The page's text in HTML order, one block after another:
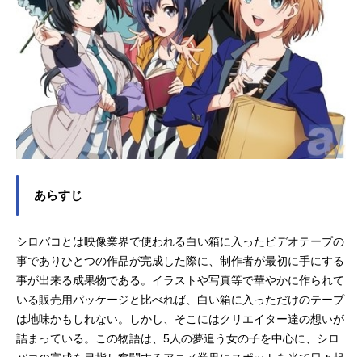
あらすじ
シロバコとは映像業界で使われる白い箱に入ったビデオテープの
事でありひとつの作品が完成した際に、制作者が最初に手にする
事が出来る成果物である。イラストや写真等で華やかに作られて
いる販売用パッケージと比べれば、白い箱に入っただけのテープ
は地味かもしれない。しかし、そこにはクリエイター達の想いが
詰まっている。この物語は、5人の夢追う女の子を中心に、シロ